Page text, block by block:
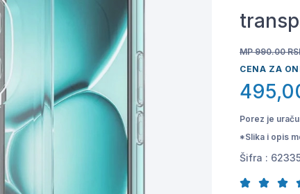
MP 990.00
CENA ZA
Porez je
*Slika i opis
Šifra :